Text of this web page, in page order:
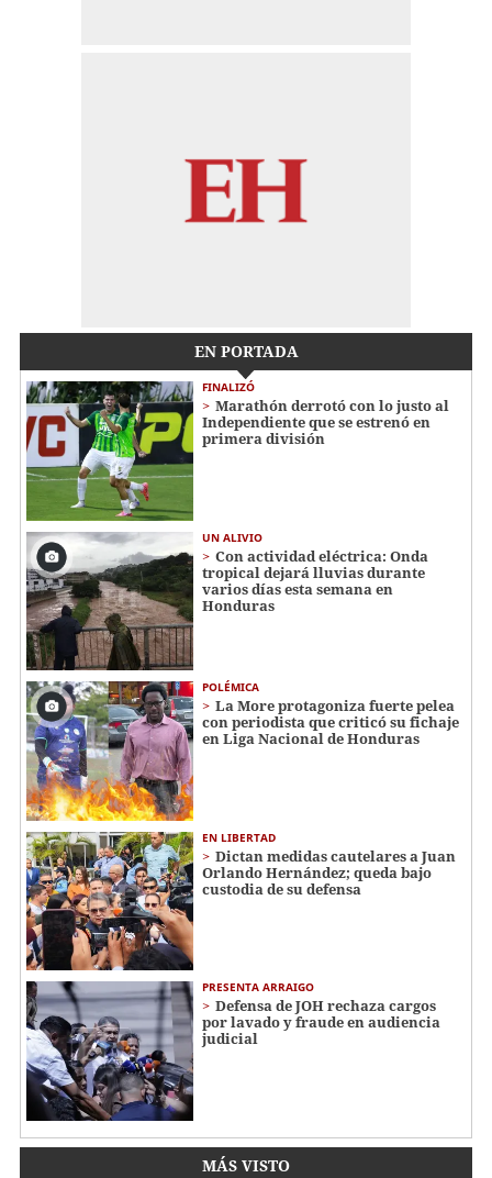
EN PORTADA
FINALIZÓ
Marathón derrotó con lo justo al
Independiente que se estrenó en
primera división
UN ALIVIO
Con actividad eléctrica: Onda
tropical dejará lluvias durante
varios días esta semana en
Honduras
POLÉMICA
La More protagoniza fuerte pelea
con periodista que criticó su fichaje
en Liga Nacional de Honduras
EN LIBERTAD
Dictan medidas cautelares a Juan
Orlando Hernández; queda bajo
custodia de su defensa
PRESENTA ARRAIGO
Defensa de JOH rechaza cargos
por lavado y fraude en audiencia
judicial
MÁS VISTO